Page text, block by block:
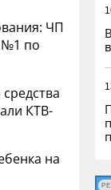
ЧП
№1 по
КТВ-
на